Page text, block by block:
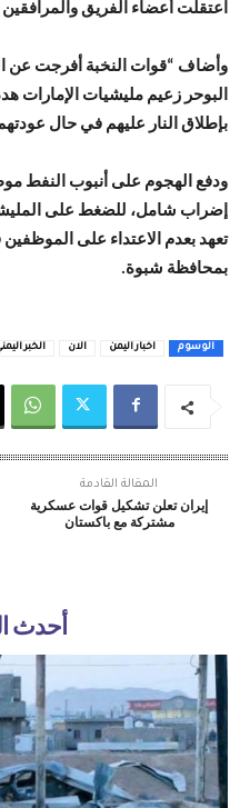
اعتقلت أعضاء الفريق
وأضاف “قوات النخبة أفرجت عن
البوحر زعيم مليشيات الإمارات
بإطلاق النار عليهم في حال
ودفع الهجوم على أنبوب النفط
إضراب شامل، للضغط على
تعهد بعدم الاعتداء على
بمحافظة شبوة.
الوسوم اخبار اليمن الان الخبر
المقالة القادمة
إيران تعلن تشكيل قوات عسكرية
مشتركة مع باكستان
أحدث